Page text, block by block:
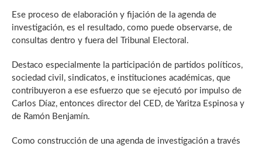
Ese proceso de elaboración y fijación de la agenda de
investigación, es el resultado, como puede observarse, de
consultas dentro y fuera del Tribunal Electoral.
Destaco especialmente la participación de partidos políticos,
sociedad civil, sindicatos, e instituciones académicas, que
contribuyeron a ese esfuerzo que se ejecutó por impulso de
Carlos Díaz, entonces director del CED, de Yaritza Espinosa y
de Ramón Benjamín.
Como construcción de una agenda de investigación a través